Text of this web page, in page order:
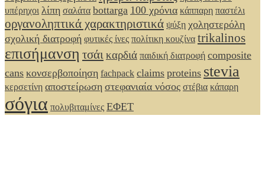
υπέρηχοι λίπη σαλάτα bottarga 100 χρόνια κάππαρη παστέλι
οργανοληπτικά χαρακτηριστικά ψύξη χοληστερόλη
σχολική διατροφή φυτικές ίνες πολίτικη κουζίνα trikalinos
επισήμανση τσάι καρδιά παιδική διατροφή composite
cans κονσερβοποίηση fachpack claims proteins stevia
κερσετίνη αποστείρωση στεφανιαία νόσος στέβια κάπαρη
σόγια πολυβιταμίνες ΕΦΕΤ